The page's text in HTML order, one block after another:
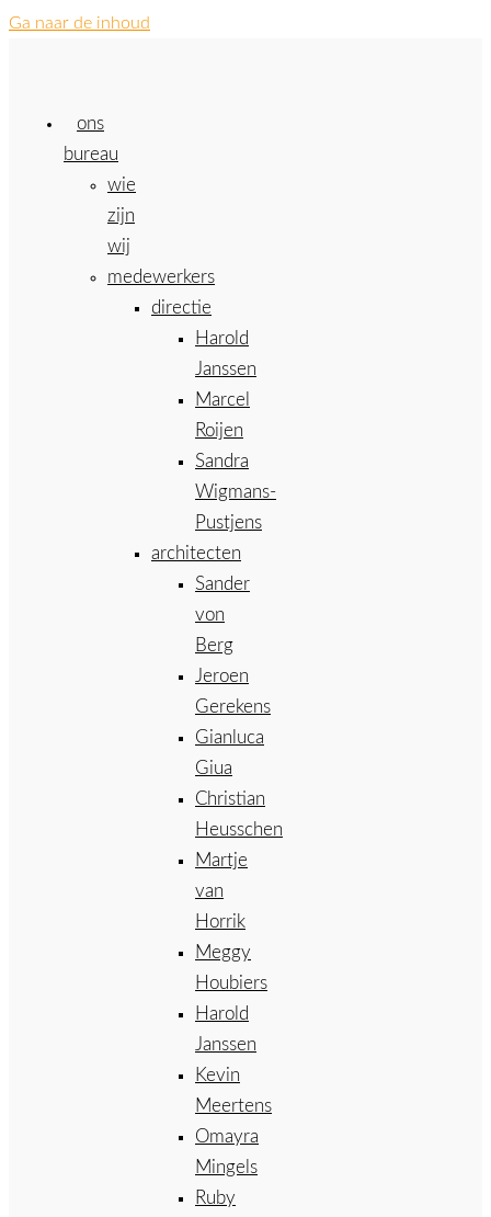
Ga naar de inhoud
ons
bureau
wie
zijn
wij
medewerkers
directie
Harold
Janssen
Marcel
Roijen
Sandra
Wigmans-
Pustjens
architecten
Sander
von
Berg
Jeroen
Gerekens
Gianluca
Giua
Christian
Heusschen
Martje
van
Horrik
Meggy
Houbiers
Harold
Janssen
Kevin
Meertens
Omayra
Mingels
Ruby